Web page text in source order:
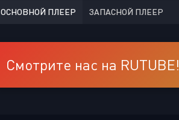
ОСНОВНОЙ ПЛЕЕР ЗАПАСНОЙ ПЛЕЕР
Смотрите нас на RUTUBE!